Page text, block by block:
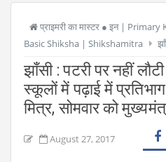
प्राइमरी का मास्टर ● इन |
Basic Shiksha | Shikshamitra
झाँसी : पटरी पर नहीं
स्कूलों में पढ़ाई में
मित्र, सोमवार को
August 27, 2017